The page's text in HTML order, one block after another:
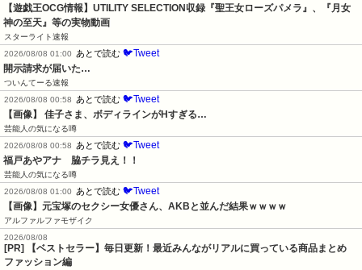
【遊戯王OCG情報】UTILITY SELECTION収録『聖王女ローズパメラ』、『月女
神の至天』等の実物動画
スターライト速報
2026/08/08 01:00
あとで読む 🐦Tweet
開示請求が届いた…
ついんてーる速報
2026/08/08 00:58
あとで読む 🐦Tweet
【画像】 佳子さま、ボディラインがHすぎる…
芸能人の気になる噂
2026/08/08 00:58
あとで読む 🐦Tweet
福戸あやアナ　脇チラ見え！！
芸能人の気になる噂
2026/08/08 01:00
あとで読む 🐦Tweet
【画像】元宝塚のセクシー女優さん、AKBと並んだ結果ｗｗｗｗ
アルファルファモザイク
2026/08/08
[PR] 【ベストセラー】毎日更新！最近みんながリアルに買っている商品まとめ
ファッション編